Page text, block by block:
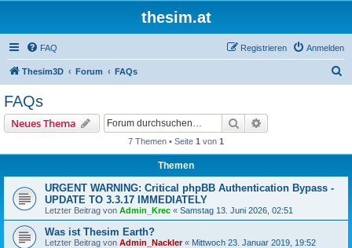
thesim.at
FAQ Anmelden
Registrieren
Thesim3D Forum FAQs
FAQs
Neues Thema Suche
7 Themen • Seite 1 von 1
Themen
URGENT WARNING: Critical phpBB Authentication Bypass -
UPDATE TO 3.3.17 IMMEDIATELY
Letzter Beitrag von Admin_Krec « Samstag 13. Juni 2026, 02:51
Was ist Thesim Earth?
Letzter Beitrag von Admin_Nackler« Mittwoch 23. Januar 2019, 19:52